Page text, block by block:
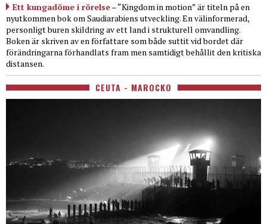
Ett kungadöme i rörelse– “Kingdom in motion” är titeln på en
nyutkommen bok om Saudiarabiens utveckling. En välinformerad,
personligt buren skildring av ett land i strukturell omvandling.
Boken är skriven av en författare som både suttit vid bordet där
förändringarna förhandlats fram men samtidigt behållit den kritiska
distansen.
CEUTA - MAROCKO